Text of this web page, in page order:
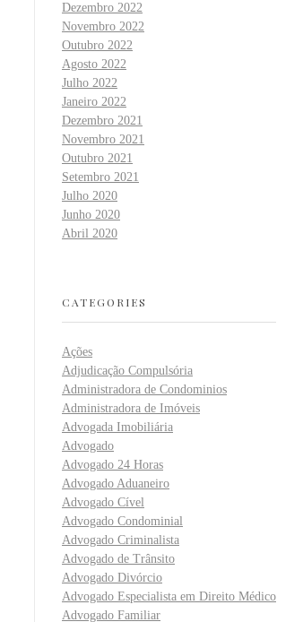
Dezembro 2022
Novembro 2022
Outubro 2022
Agosto 2022
Julho 2022
Janeiro 2022
Dezembro 2021
Novembro 2021
Outubro 2021
Setembro 2021
Julho 2020
Junho 2020
Abril 2020
CATEGORIES
Ações
Adjudicação Compulsória
Administradora de Condominios
Administradora de Imóveis
Advogada Imobiliária
Advogado
Advogado 24 Horas
Advogado Aduaneiro
Advogado Cível
Advogado Condominial
Advogado Criminalista
Advogado de Trânsito
Advogado Divórcio
Advogado Especialista em Direito Médico
Advogado Familiar